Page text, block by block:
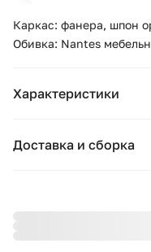
Каркас: фанера, шпон
Обивка: Nantes
Характеристики
Бренд:
Доставка и сборка